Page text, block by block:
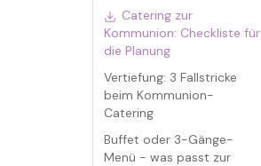
Catering zur
Kommunion: Checkliste für
die Planung
Vertiefung: 3 Fallstricke
beim Kommunion-
Catering
Buffet oder 3-Gänge-
Menü - was passt zur